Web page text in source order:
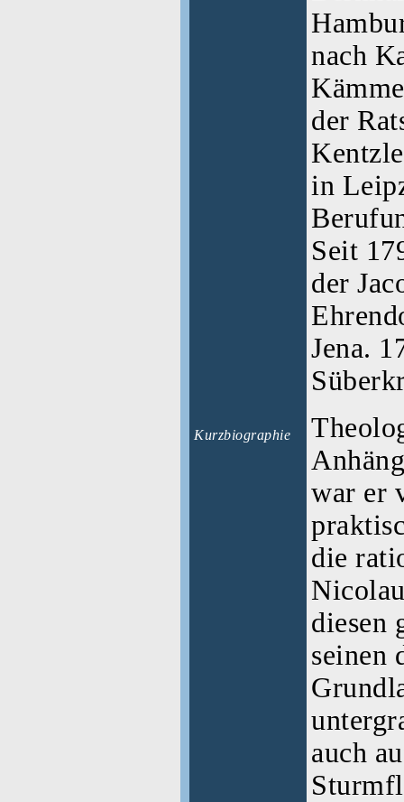
Kurzbiographie
nach
der
in
Seit
der
Jena.
war er
die
diesen
seinen
auch